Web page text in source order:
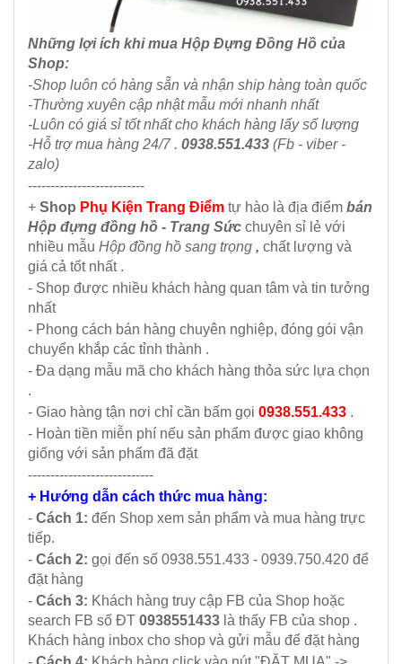
Những lợi ích khi mua Hộp Đựng Đồng Hồ của
Shop:
-Shop luôn có hàng sẵn và nhận ship hàng toàn quốc
-Thường xuyên cập nhật mẫu mới nhanh nhất
-Luôn có giá sỉ tốt nhất cho khách hàng lấy số lượng
-Hỗ trợ mua hàng 24/7 . 0938.551.433 (Fb - viber -
zalo)
--------------------------
+ Shop Phụ Kiện Trang Điểm tự hào là địa điểm bán
Hộp đựng đồng hồ - Trang Sức chuyên sỉ lẻ với
nhiều mẫu Hộp đồng hồ sang trọng , chất lượng và
giá cả tốt nhất .
- Shop được nhiều khách hàng quan tâm và tin tưởng
nhất
- Phong cách bán hàng chuyên nghiệp, đóng gói vận
chuyển khắp các tỉnh thành .
- Đa dạng mẫu mã cho khách hàng thỏa sức lựa chọn
.
- Giao hàng tận nơi chỉ cần bấm gọi 0938.551.433 .
- Hoàn tiền miễn phí nếu sản phẩm được giao không
giống với sản phẩm đã đặt
----------------------------
+ Hướng dẫn cách thức mua hàng:
- Cách 1: đến Shop xem sản phẩm và mua hàng trực
tiếp.
- Cách 2: gọi đến số 0938.551.433 - 0939.750.420 để
đặt hàng
- Cách 3: Khách hàng truy cập FB của Shop hoặc
search FB số ĐT 0938551433 là thấy FB của shop .
Khách hàng inbox cho shop và gửi mẫu để đặt hàng